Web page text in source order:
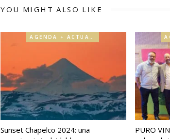
YOU MIGHT ALSO LIKE
Sunset Chapelco 2024: una
PURO